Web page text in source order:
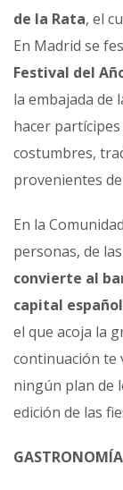
de la Rata, el
En Madrid se
Festival del
la embajada de
hacer
costumbres,
provenientes
En la
personas, de
convierte al
capital
el que acoja la
continuación te
ningún plan de
edición de las
GASTRONOMÍA